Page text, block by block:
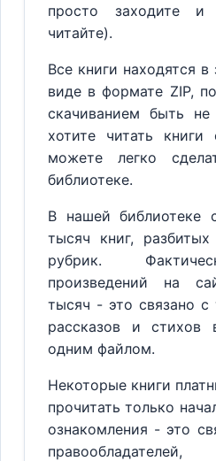
просто заходите и
читайте).
Все книги находятся
виде в формате ZIP,
скачиванием быть
хотите читать
можете легко
библиотеке.
В нашей библиотеке
тысяч книг,
рубрик.
произведений на
тысяч - это связано с
рассказов и стихов
одним файлом.
Некоторые книги
прочитать только
ознакомления - это